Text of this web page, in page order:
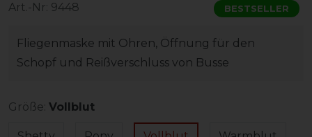
Art.-Nr: 9448 BESTSELLER
Fliegenmaske mit Ohren, Öffnung für den
Schopf und Reißverschluss von Busse
Größe: Vollblut